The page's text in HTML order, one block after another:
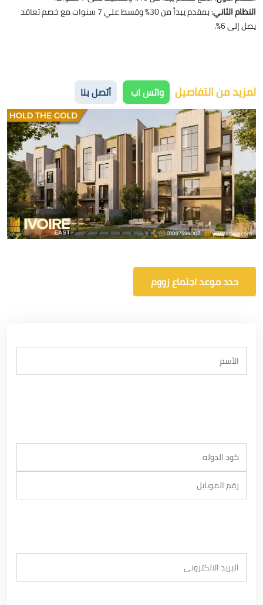
النظام الثاني
: بمقدم يبدأ من 30% وقسط علي 7 سنوات مع خصم تعاقد
يصل إلى 6%.
لمزيد من التفاصيل واتس اب أتصل بنا
حدد موعد اجتماع زووم